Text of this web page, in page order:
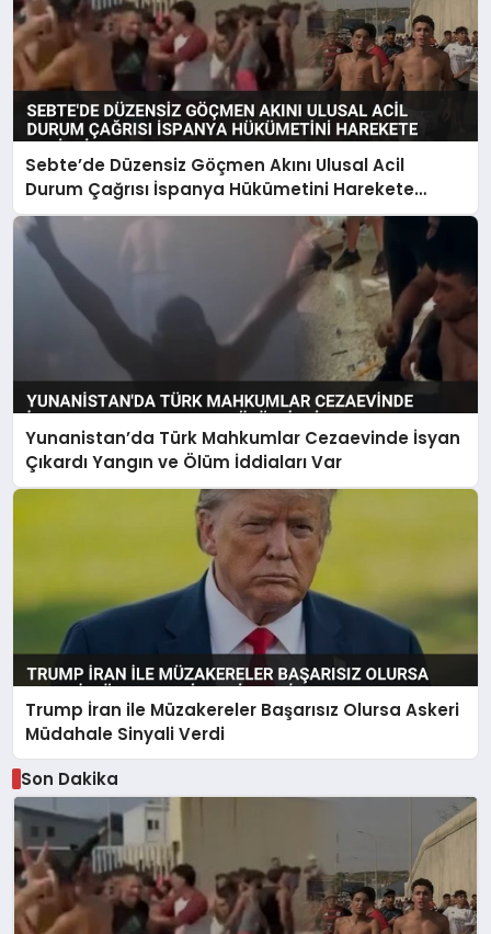
Sebte’de Düzensiz Göçmen Akını Ulusal Acil
Durum Çağrısı İspanya Hükümetini Harekete
Geçirdi
Yunanistan’da Türk Mahkumlar Cezaevinde İsyan
Çıkardı Yangın ve Ölüm İddiaları Var
Trump İran ile Müzakereler Başarısız Olursa Askeri
Müdahale Sinyali Verdi
Son Dakika